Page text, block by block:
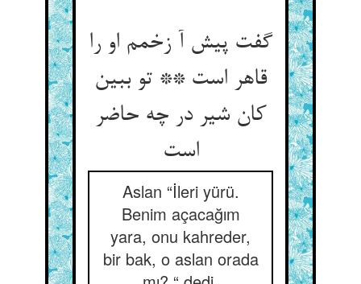
گفت پیش آ زخمم او را
قاهر است ** تو ببین
کان شیر در چه حاضر
است‌‌
Aslan “İleri yürü.
Benim açacağım
yara, onu kahreder,
bir bak, o aslan orada